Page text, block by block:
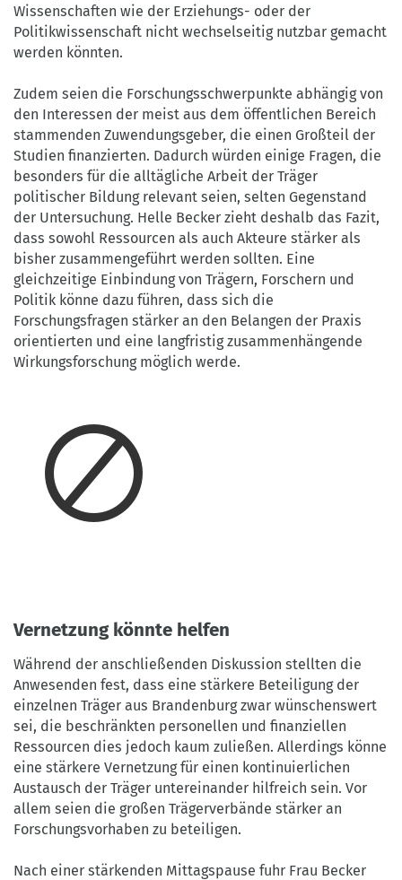
Wissenschaften wie der Erziehungs- oder der
Politikwissenschaft nicht wechselseitig nutzbar gemacht
werden könnten.
Zudem seien die Forschungsschwerpunkte abhängig von
den Interessen der meist aus dem öffentlichen Bereich
stammenden Zuwendungsgeber, die einen Großteil der
Studien finanzierten. Dadurch würden einige Fragen, die
besonders für die alltägliche Arbeit der Träger
politischer Bildung relevant seien, selten Gegenstand
der Untersuchung. Helle Becker zieht deshalb das Fazit,
dass sowohl Ressourcen als auch Akteure stärker als
bisher zusammengeführt werden sollten. Eine
gleichzeitige Einbindung von Trägern, Forschern und
Politik könne dazu führen, dass sich die
Forschungsfragen stärker an den Belangen der Praxis
orientierten und eine langfristig zusammenhängende
Wirkungsforschung möglich werde.
Vernetzung könnte helfen
Während der anschließenden Diskussion stellten die
Anwesenden fest, dass eine stärkere Beteiligung der
einzelnen Träger aus Brandenburg zwar wünschenswert
sei, die beschränkten personellen und finanziellen
Ressourcen dies jedoch kaum zuließen. Allerdings könne
eine stärkere Vernetzung für einen kontinuierlichen
Austausch der Träger untereinander hilfreich sein. Vor
allem seien die großen Trägerverbände stärker an
Forschungsvorhaben zu beteiligen.
Nach einer stärkenden Mittagspause fuhr Frau Becker